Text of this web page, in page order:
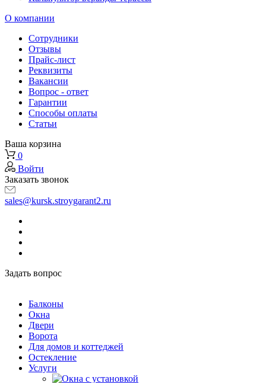
О компании
Сотрудники
Отзывы
Прайс-лист
Реквизиты
Вакансии
Вопрос - ответ
Гарантии
Способы оплаты
Статьи
Ваша корзина
0
Войти
Заказать звонок
sales@kursk.stroygarant2.ru
Задать вопрос
Балконы
Окна
Двери
Ворота
Для домов и коттеджей
Остекление
Услуги